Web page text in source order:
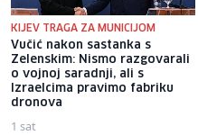
KIJEV TRAGA ZA MUNICIJOM
Vučić nakon sastanka s
Zelenskim: Nismo razgovarali
o vojnoj saradnji, ali s
Izraelcima pravimo fabriku
dronova
1 sat